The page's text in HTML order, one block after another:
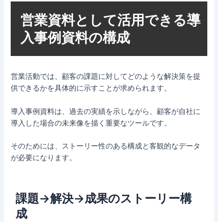
営業資料として活用できる導
入事例資料の構成
営業活動では、顧客の課題に対してどのような解決策を提
供できるかを具体的に示すことが求められます。
導入事例資料は、過去の実績を示しながら、顧客が自社に
導入した場合の未来像を描く重要なツールです。
そのためには、ストーリー性のある構成と客観的なデータ
が必要になります。
課題→解決→成果のストーリー構
成